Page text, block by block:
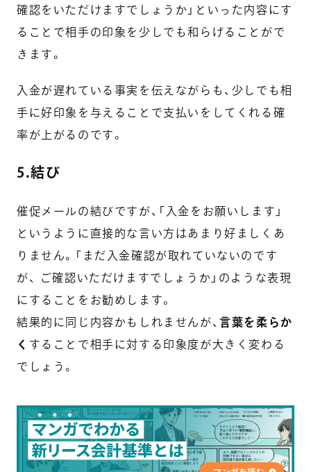
確認をいただけますでしょうか」 といった内容にす
ることで相手の印象を少しでも和らげることがで
きます。
入金が遅れている事実を伝えながらも、 少しでも相
手に好印象を与えることで支払いをしてくれる確
率が上がるのです。
5.結び
催促メールの結びですが、「入金をお願いします」
というように直接的な言い方はあまり好ましくあ
りません。
「まだ入金確認が取れていないのです
が、 ご確認いただけますでしょうか」 のような表現
にすることをお勧めします。
結果的に同じ内容かもしれませんが、言葉を柔らか
く することで相手に対する印象度が大きく変わる
でしょう。